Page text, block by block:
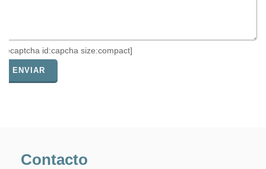
[recaptcha id:capcha size:compact]
Contacto